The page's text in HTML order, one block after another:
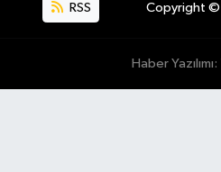
RSS Copyright ©
Haber Yazılımı: